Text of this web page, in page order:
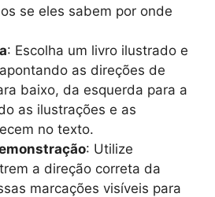
se eles sabem por onde
: Escolha um livro ilustrado e
as direções de
baixo, da esquerda para a
as ilustrações e as
no texto.
: Utilize
a direção correta da
marcações visíveis para